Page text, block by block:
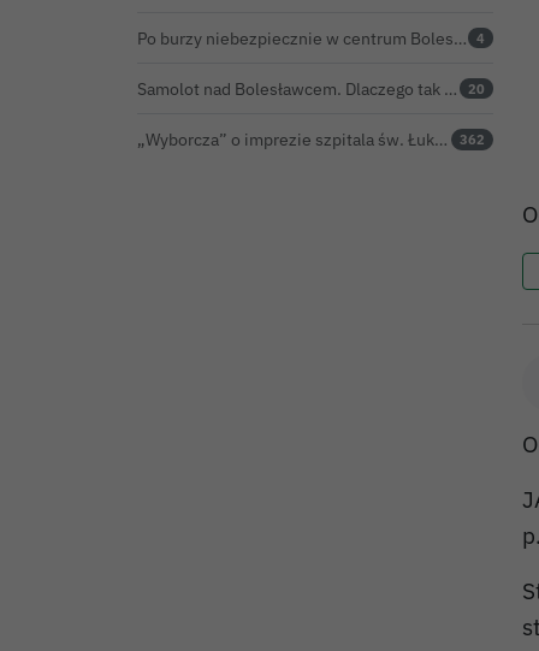
Po burzy niebezpiecznie w centrum Bolesławca. Wiatrołomy runęły na podwórko 4
Samolot nad Bolesławcem. Dlaczego tak intensywnie krążył? 20
„Wyborcza” o imprezie szpitala św. Łukasza: kontrowersyjna gala dla pracowników 362